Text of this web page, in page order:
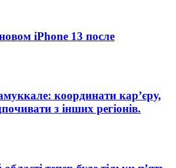
iPhone 13 после
координати кар’єру,
з інших регіонів.